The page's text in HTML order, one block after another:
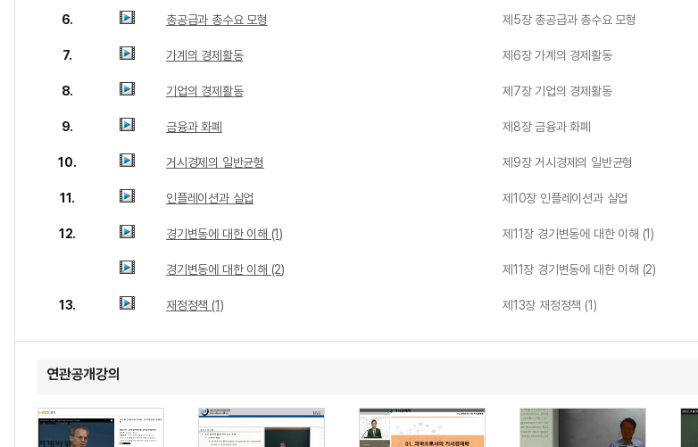
6. 총공급과 총수요 모형 제5장 총공급과 총수요 모형
7. 가계의 경제활동 제6장 가계의 경제활동
8. 기업의 경제활동 제7장 기업의 경제활동
9. 금융과 화폐 제8장 금융과 화폐
10. 거시경제의 일반균형 제9장 거시경제의 일반균형
11. 인플레이션과 실업 제10장 인플레이션과 실업
12. 경기변동에 대한 이해 (1) 제11장 경기변동에 대한 이해 (1)
경기변동에 대한 이해 (2) 제11장 경기변동에 대한 이해 (2)
13. 재정정책 (1) 제13장 재정정책 (1)
연관공개강의